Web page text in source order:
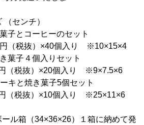
。
センチ）
子とコーヒーのセット
税抜）×40個入り ※10×15×4
き菓子４個入りセット
税抜）×20個入り ※9×7.5×6
キと焼き菓子5個セット
税抜）×10個入り ※25×11×6
ル箱（34×36×26）１箱に納めて発